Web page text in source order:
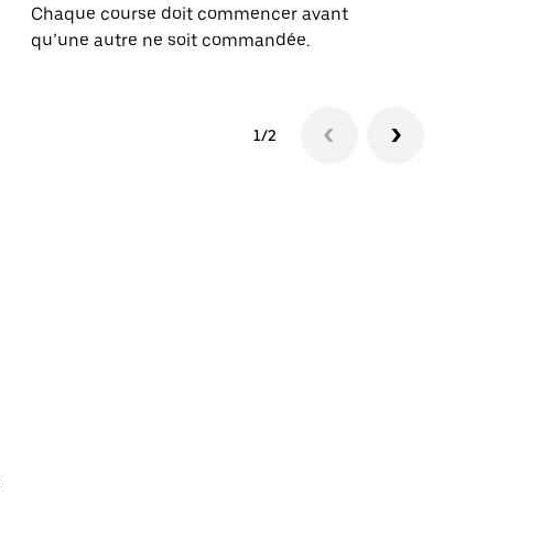
Chaque course doit commencer avant
qu’une autre ne soit commandée.
1/2